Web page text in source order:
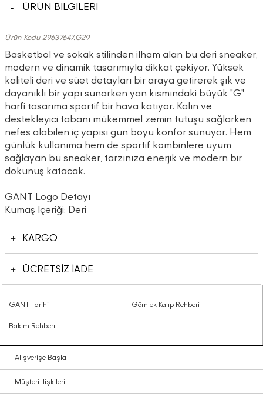
ÜRÜN BİLGİLERİ
Ürün Kodu 29637647.G29
Basketbol ve sokak stilinden ilham alan bu deri sneaker,
modern ve dinamik tasarımıyla dikkat çekiyor. Yüksek
kaliteli deri ve süet detayları bir araya getirerek şık ve
dayanıklı bir yapı sunarken yan kısmındaki büyük "G"
harfi tasarıma sportif bir hava katıyor. Kalın ve
destekleyici tabanı mükemmel zemin tutuşu sağlarken
nefes alabilen iç yapısı gün boyu konfor sunuyor. Hem
günlük kullanıma hem de sportif kombinlere uyum
sağlayan bu sneaker, tarzınıza enerjik ve modern bir
dokunuş katacak.
GANT Logo Detayı
Kumaş İçeriği: Deri
KARGO
ÜCRETSİZ İADE
GANT Tarihi Gömlek Kalıp Rehberi
Bakım Rehberi
+ Alışverişe Başla
+ Müşteri İlişkileri